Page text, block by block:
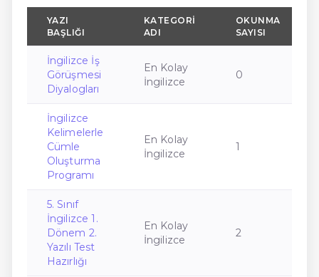
YAZI
BAŞLIĞI
KATEGORI
ADI
OKUNMA
SAYISI
İngilizce İş
Görüşmesi
Diyalogları
En Kolay
İngilizce
0
İngilizce
Kelimelerle
Cümle
Oluşturma
Programı
En Kolay
İngilizce
1
5. Sınıf
İngilizce 1.
Dönem 2.
Yazılı Test
Hazırlığı
En Kolay
İngilizce
2